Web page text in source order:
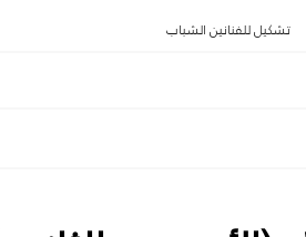
تشكيل للفنانين الشباب